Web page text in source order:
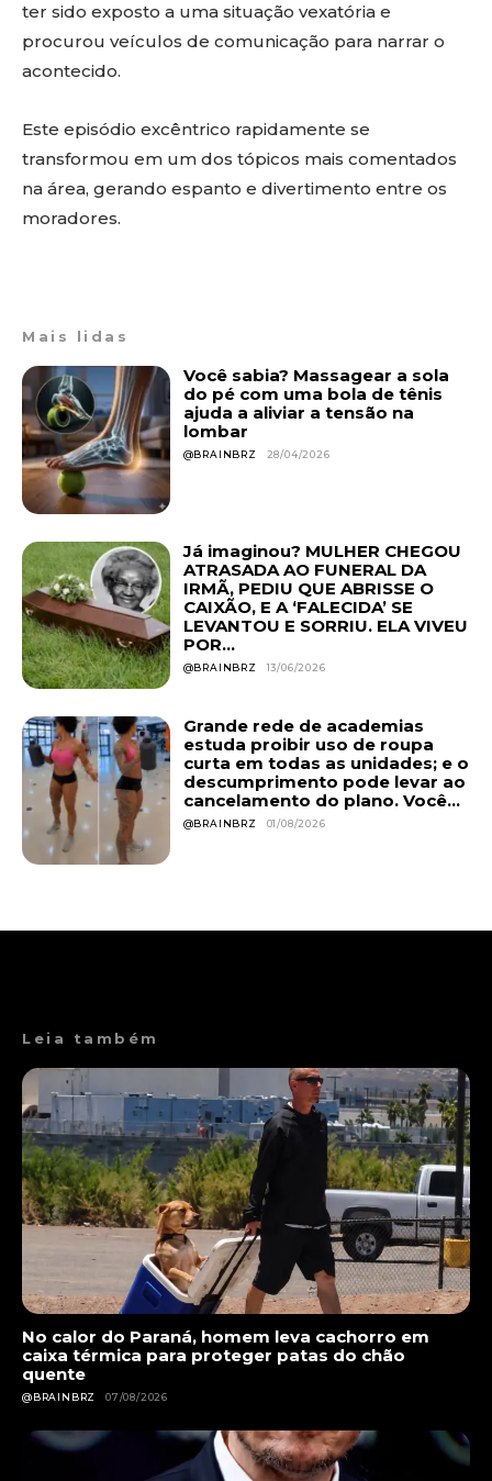
ter sido exposto a uma situação vexatória e
procurou veículos de comunicação para narrar o
acontecido.
Este episódio excêntrico rapidamente se
transformou em um dos tópicos mais comentados
na área, gerando espanto e divertimento entre os
moradores.
Mais lidas
Você sabia? Massagear a sola
do pé com uma bola de tênis
ajuda a aliviar a tensão na
lombar
@BRAINBRZ 28/04/2026
Já imaginou? MULHER CHEGOU
ATRASADA AO FUNERAL DA
IRMÃ, PEDIU QUE ABRISSE O
CAIXÃO, E A ‘FALECIDA’ SE
LEVANTOU E SORRIU. ELA VIVEU
POR...
@BRAINBRZ 13/06/2026
Grande rede de academias
estuda proibir uso de roupa
curta em todas as unidades; e o
descumprimento pode levar ao
cancelamento do plano. Você...
@BRAINBRZ 01/08/2026
Leia também
No calor do Paraná, homem leva cachorro em
caixa térmica para proteger patas do chão
quente
@BRAINBRZ 07/08/2026